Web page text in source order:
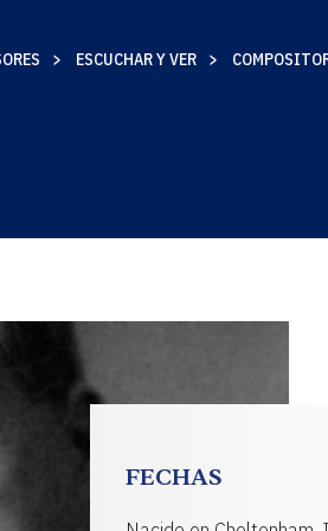
ESCUCHAR Y VER
FECHAS